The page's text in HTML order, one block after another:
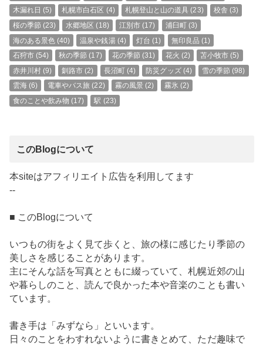
木漏れ日 (5) 札幌市白石区 (4) 札幌登山と山の道具 (23) 校舎 (3)
桜の季節 (23) 水郷地区 (18) 江別市 (17) 浦臼町(3)
海のある景色 (40) 温泉や銭湯(4) 灯台 (1) 無印良品 (1)
石狩市(54) 秋の季節 (17) 花の季節 (31) 花火 (2) 苫小牧市 (5)
赤井川村(9) 釧路市 (2) 長沼町(4) 防災グッズ(4) 雪の季節 (98)
雲海(6) 電車やバス旅 (22) 霧の風景 (2) 霧氷 (2)
食のことや飲み物 (17) 駅 (23)
このBlogについて
本siteはアフィリエイト広告を利用してます
--
■ このBlogについて
いつもの街をよく見て歩くと、旅の様に感じたり季節の
美しさを感じることがあります。
主にそんな話を写真とともに綴っていて、札幌近郊の山
や暮らしのこと、読んで良かった本や音楽のことも書い
ています。
書き手は「みずなら」といいます。
日々のことをわすれないように書きとめて、ただ趣味で